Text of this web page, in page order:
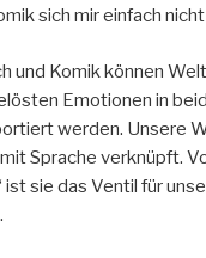
sich mir einfach
und Komik können
Emotionen in
werden. Unsere
Sprache verknüpft.
ist sie das Ventil für